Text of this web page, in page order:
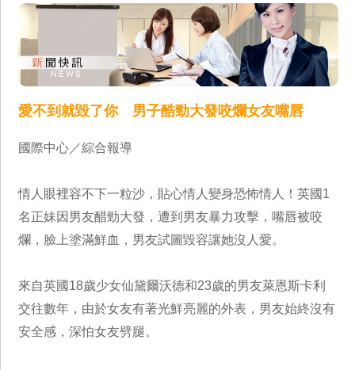
唇
愛不到就毀了你 男子酷勁大發咬爛女友嘴唇
國際中心／綜合報導
情人眼裡容不下一粒沙，貼心情人變身恐怖情人！英國1
名正妹因男友醋勁大發，遭到男友暴力攻擊，嘴唇被咬
爛，臉上塗滿鮮血，男友試圖毀容讓她沒人愛。
來自英國18歲少女仙黛爾沃德和23歲的男友萊恩斯卡利
交往數年，由於女友有著光鮮亮麗的外表，男友始終沒有
安全感，深怕女友劈腿。